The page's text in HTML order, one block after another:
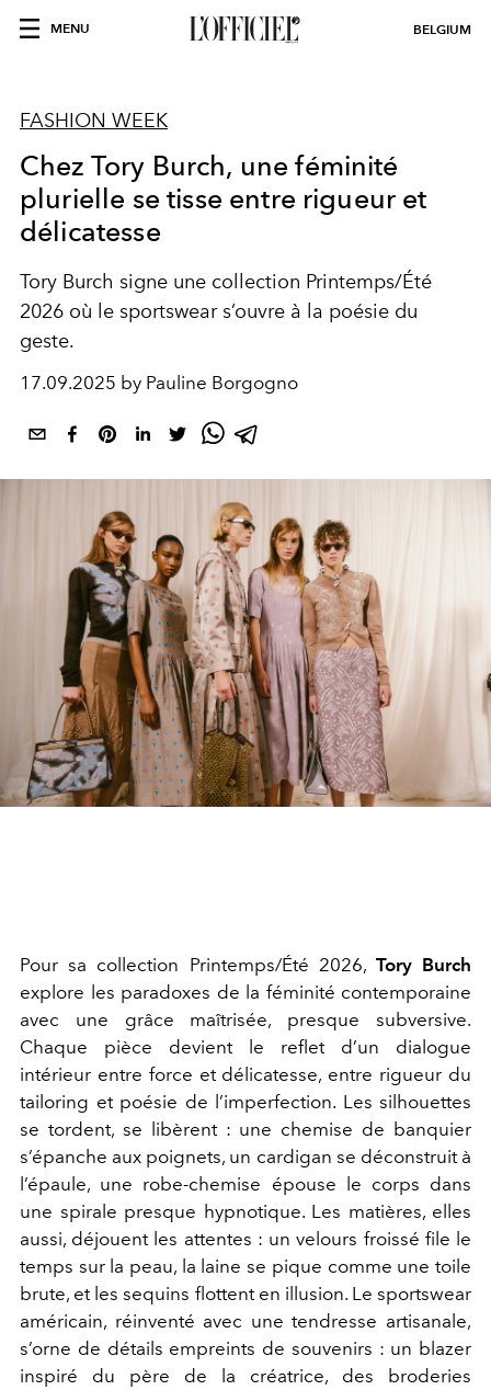
MENU BELGIUM
FASHION WEEK
Chez Tory Burch, une féminité
plurielle se tisse entre rigueur et
délicatesse
Tory Burch signe une collection Printemps/Été
2026 où le sportswear s’ouvre à la poésie du
geste.
17.09.2025 by Pauline Borgogno
Pour sa collection Printemps/Été 2026, Tory Burch
explore les paradoxes de la féminité contemporaine
avec une grâce maîtrisée, presque subversive.
Chaque pièce devient le reflet d’un dialogue
intérieur entre force et délicatesse, entre rigueur du
tailoring et poésie de l’imperfection. Les silhouettes
se tordent, se libèrent : une chemise de banquier
s’épanche aux poignets, un cardigan se déconstruit à
l’épaule, une robe-chemise épouse le corps dans
une spirale presque hypnotique. Les matières, elles
aussi, déjouent les attentes : un velours froissé file le
temps sur la peau, la laine se pique comme une toile
brute, et les sequins flottent en illusion. Le sportswear
américain, réinventé avec une tendresse artisanale,
s’orne de détails empreints de souvenirs : un blazer
inspiré du père de la créatrice, des broderies